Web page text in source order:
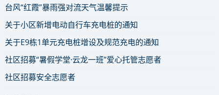
台风“红霞”暴雨强对流天气温馨提示
关于小区新增电动自行车充电桩的通知
关于E9栋1单元充电桩增设及规范充电的通知
社区招募“暑假学堂·云龙一班”爱心托管志愿者
社区招募安全志愿者